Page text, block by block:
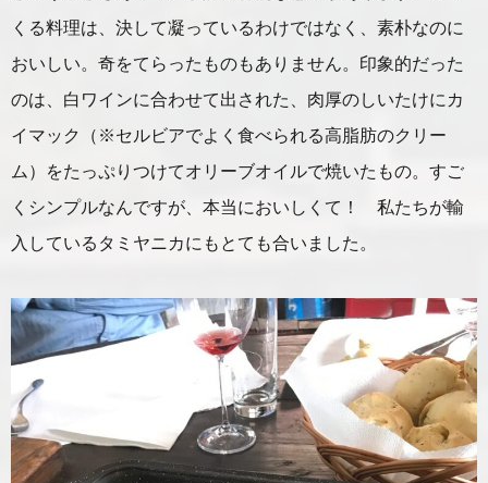
くる料理は、決して凝っているわけではなく、素朴なのに
おいしい。奇をてらったものもありません。印象的だった
のは、白ワインに合わせて出された、肉厚のしいたけにカ
イマック（※セルビアでよく食べられる高脂肪のクリー
ム）をたっぷりつけてオリーブオイルで焼いたもの。すご
くシンプルなんですが、本当においしくて！ 私たちが輸
入しているタミヤニカにもとても合いました。